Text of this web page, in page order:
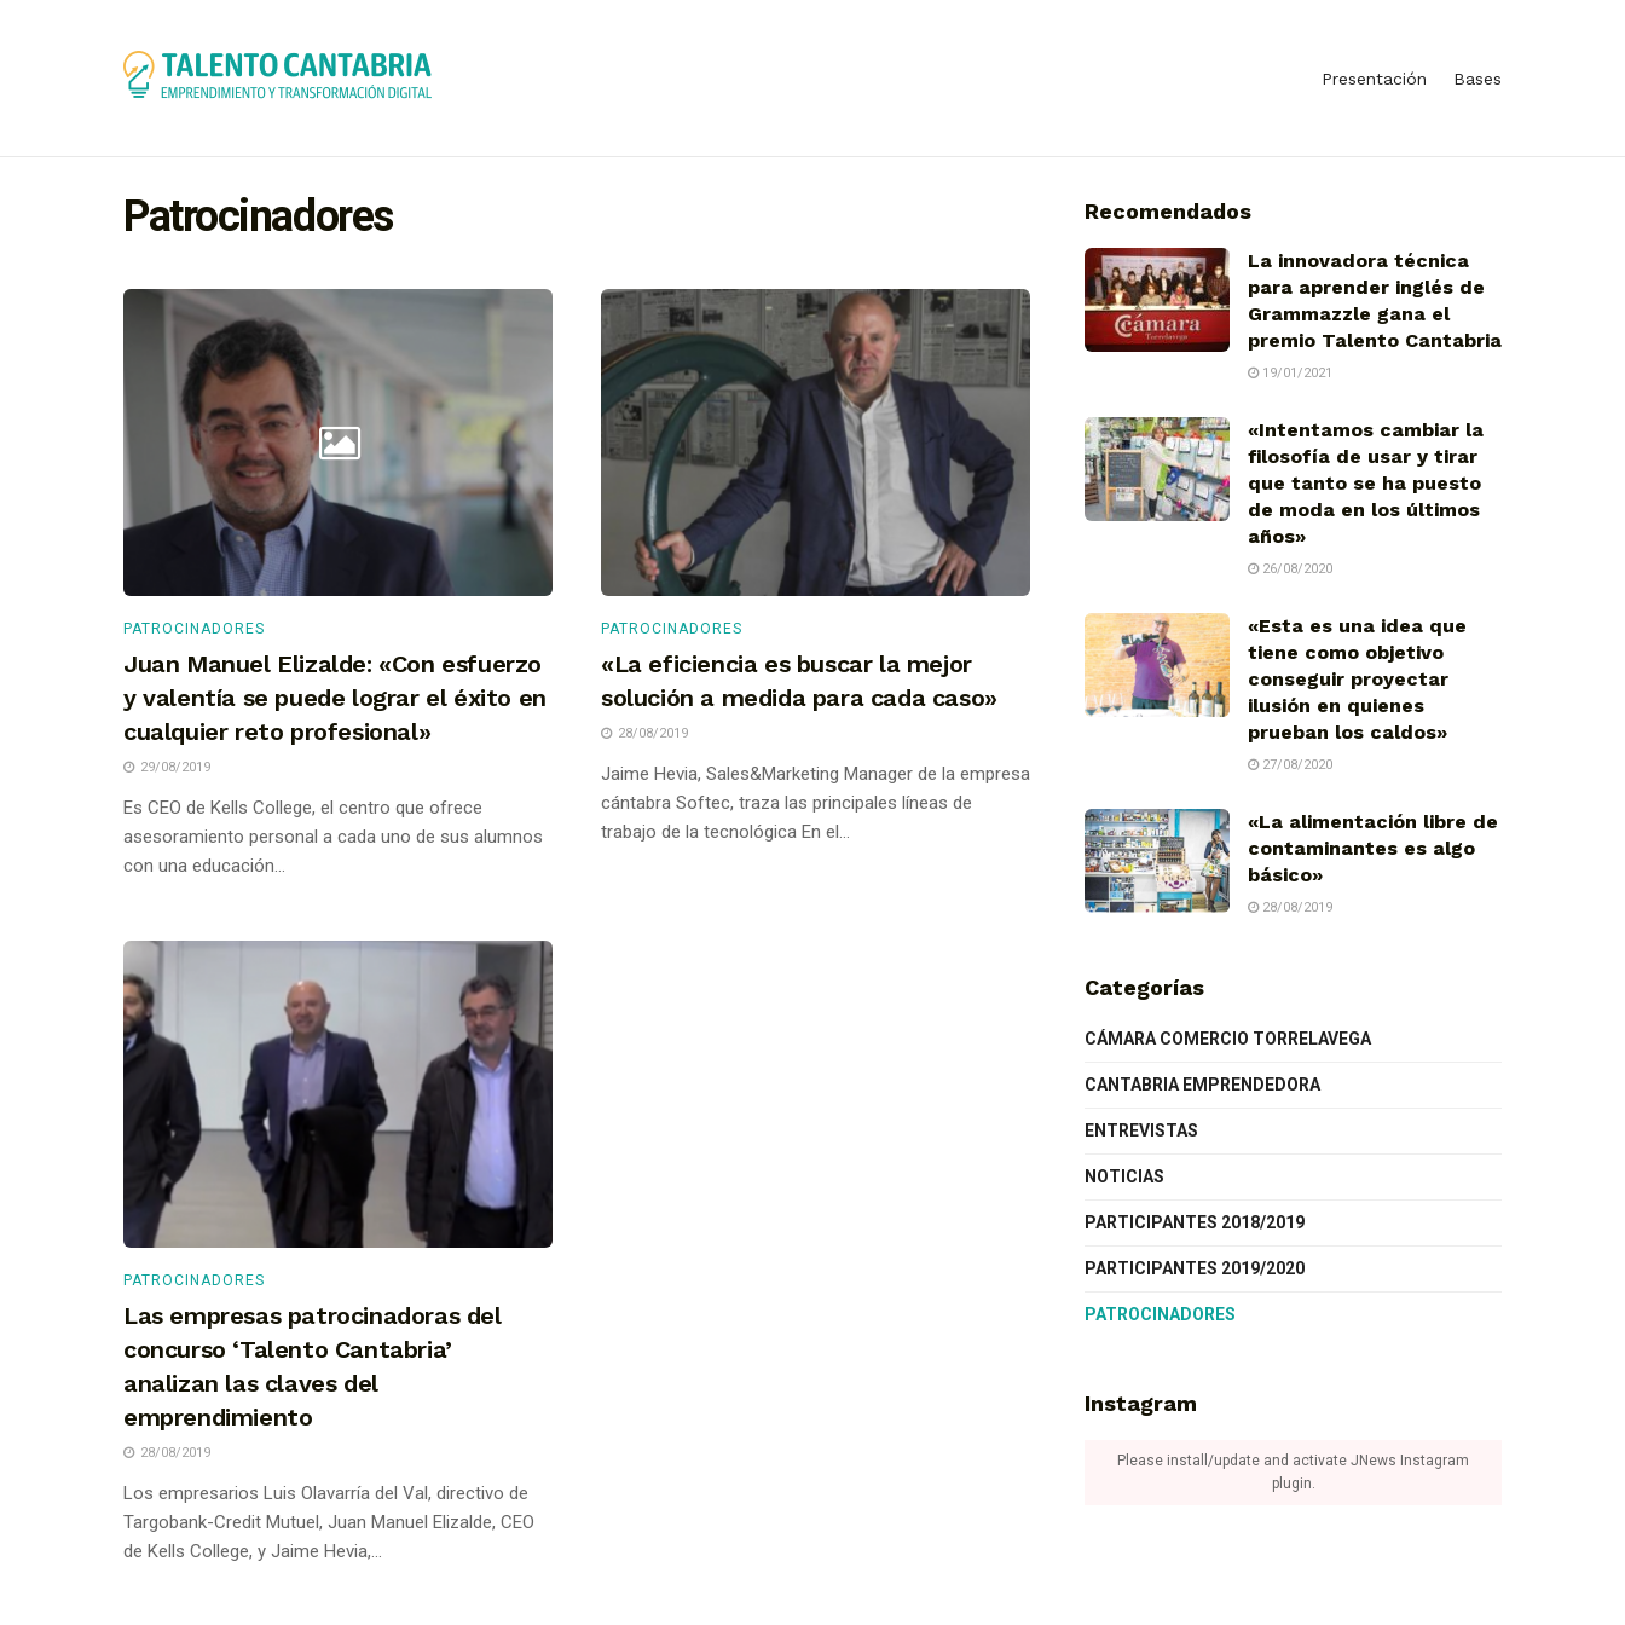
Presentación Bases
Patrocinadores
PATROCINADORES
Juan Manuel Elizalde: «Con esfuerzo
y valentía se puede lograr el éxito en
cualquier reto profesional»
29/08/2019
Es CEO de Kells College, el centro que ofrece
asesoramiento personal a cada uno de sus alumnos
con una educación...
PATROCINADORES
«La eficiencia es buscar la mejor
solución a medida para cada caso»
28/08/2019
Jaime Hevia, Sales&Marketing Manager de la empresa
cántabra Softec, traza las principales líneas de
trabajo de la tecnológica En el...
PATROCINADORES
Las empresas patrocinadoras del
concurso ‘Talento Cantabria’
analizan las claves del
emprendimiento
28/08/2019
Los empresarios Luis Olavarría del Val, directivo de
Targobank-Credit Mutuel, Juan Manuel Elizalde, CEO
de Kells College, y Jaime Hevia,...
Recomendados
La innovadora técnica
para aprender inglés de
Grammazzle gana el
premio Talento Cantabria
19/01/2021
«Intentamos cambiar la
filosofía de usar y tirar
que tanto se ha puesto
de moda en los últimos
años»
26/08/2020
«Esta es una idea que
tiene como objetivo
conseguir proyectar
ilusión en quienes
prueban los caldos»
27/08/2020
«La alimentación libre de
contaminantes es algo
básico»
28/08/2019
Categorías
CÁMARA COMERCIO TORRELAVEGA
CANTABRIA EMPRENDEDORA
ENTREVISTAS
NOTICIAS
PARTICIPANTES 2018/2019
PARTICIPANTES 2019/2020
PATROCINADORES
Instagram
Please install/update and activate JNews Instagram
plugin.